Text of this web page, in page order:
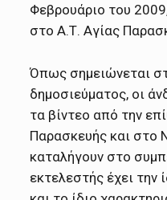
Φεβρουάριο του
στο Α.Τ. Αγίας
Όπως σημειώνεται
δημοσιεύματος, οι
τα βίντεο από την
Παρασκευής και στο
καταλήγουν στο
εκτελεστής έχει